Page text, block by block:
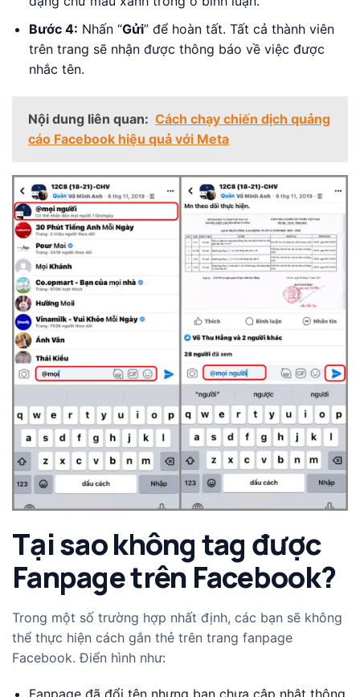
Bước 4: Nhấn “Gửi” để hoàn tất. Tất cả thành viên
trên trang sẽ nhận được thông báo về việc được
nhắc tên.
Nội dung liên quan: Cách chạy chiến dịch quảng
cáo Facebook hiệu quả với Meta
Tại sao không tag được
Fanpage trên Facebook?
Trong một số trường hợp nhất định, các bạn sẽ không
thể thực hiện cách gắn thẻ trên trang fanpage
Facebook. Điển hình như: